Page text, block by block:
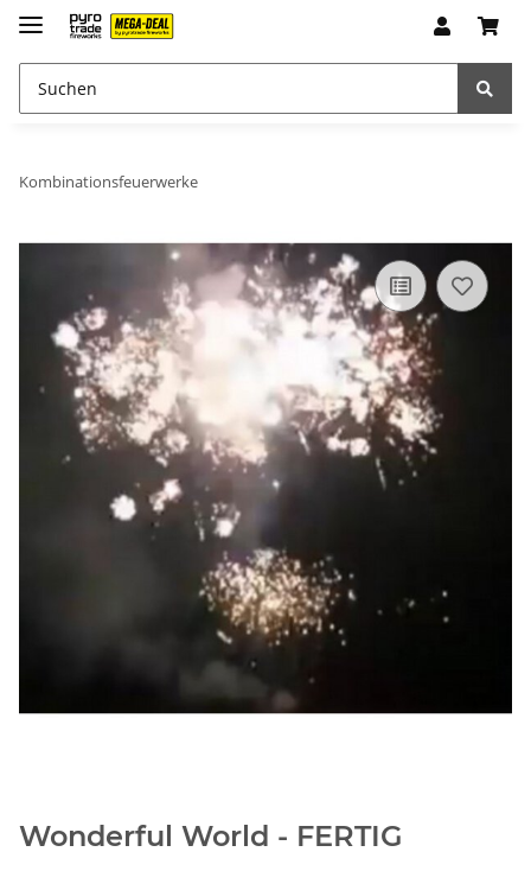
Kombinationsfeuerwerke
Wonderful World - FERTIG